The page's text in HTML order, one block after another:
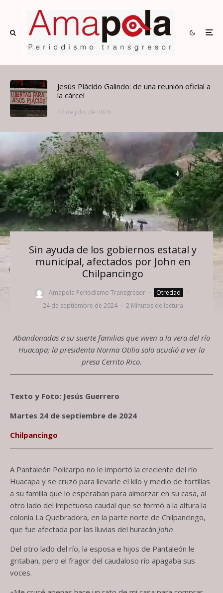
Jesús Plácido Galindo: de una reunión oficial a
la cárcel
27 de julio de 2026
Sin ayuda de los gobiernos estatal y
municipal, afectados por John en
Chilpancingo
Amapola Periodismo Transgresor · Otredad
·
24 de septiembre de 2024 · 2 Minutos de lectura
Abandonadas a su suerte familias que viven a la vera del río
Huacapa; la presidenta Norma Otilia solo acudió a ver la
presa Cerrito Rico.
Texto y Foto: Jesús Guerrero
Martes 24 de septiembre de 2024
Chilpancingo
A Pantaleón Policarpo no le importó la creciente del río
Huacapa y se cruzó para llevarle el kilo y medio de tortillas
a su familia que lo esperaban para almorzar en su casa, al
otro lado del impetuoso caudal que se formó a la altura la
colonia La Quebradora, en la parte norte de Chilpancingo,
que fue afectada por las lluvias del huracán John.
Del otro lado del río, la esposa e hijos de Pantaleón le
gritaban, pero el fragor del caudaloso río apagaba sus
voces.